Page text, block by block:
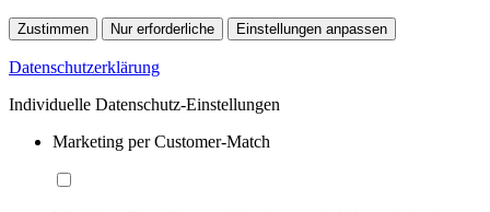
Zustimmen Nur erforderliche Einstellungen anpassen
Datenschutzerklärung
Individuelle Datenschutz-Einstellungen
Marketing per Customer-Match